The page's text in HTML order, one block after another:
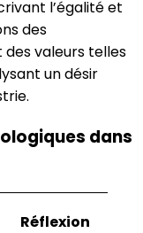
l’égalité et
des
valeurs telles
un désir
dans
Réflexion